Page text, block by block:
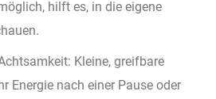
hilft es, in die eigene
Kleine, greifbare
Energie nach einer Pause oder